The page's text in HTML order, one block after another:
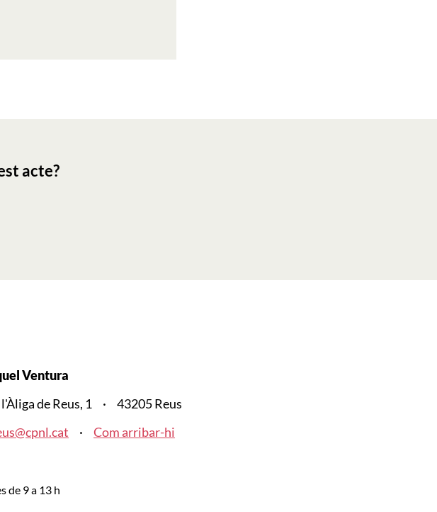
acte?
Ventura
de Reus, 1
43205 Reus
Com arribar-hi
de 9 a 13 h